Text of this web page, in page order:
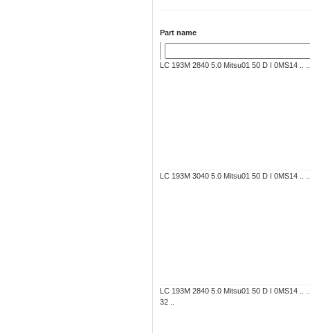
Part name
LC 193M 2840 5.0 Mitsu01 50 D I 0MS14 ..
LC 193M 3040 5.0 Mitsu01 50 D I 0MS14 ..
LC 193M 2840 5.0 Mitsu01 50 D I 0MS14 ..
32 ..